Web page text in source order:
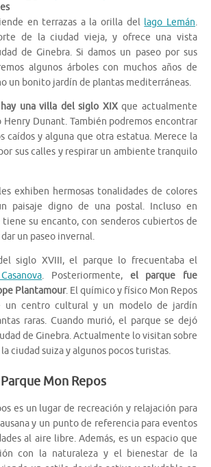
en terrazas a la orilla del lago Lemán.
de la ciudad vieja, y ofrece una vista
de Ginebra. Si damos un paseo por sus
algunos árboles con muchos años de
un bonito jardín de plantas mediterráneas.
una villa del siglo XIXque actualmente
Dunant. También podremos encontrar
caídos y alguna que otra estatua. Merece la
sus calles y respirar un ambiente tranquilo
exhiben hermosas tonalidades de colores
paisaje digno de una postal. Incluso en
su encanto, con senderos cubiertos de
un paseo invernal.
siglo XVIII, el parque lo frecuentaba el
. Posteriormente, el parque fue
Plantamour. El químico y físico Mon Repos
un centro cultural y un modelo de jardín
raras. Cuando murió, el parque se dejó
de Ginebra. Actualmente lo visitan sobre
ciudad suiza y algunos pocos turistas.
Mon Repos
es un lugar de recreación y relajación para
y un punto de referencia para eventos
al aire libre. Además, es un espacio que
con la naturaleza y el bienestar de la